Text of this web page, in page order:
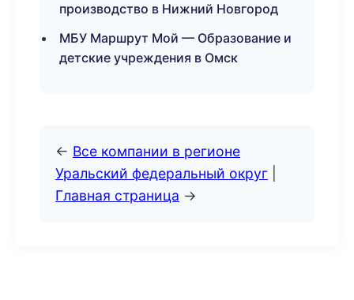
производство в Нижний Новгород
МБУ Маршрут Мой — Образование и
детские учреждения в Омск
← Все компании в регионе
Уральский федеральный округ
Главная страница →